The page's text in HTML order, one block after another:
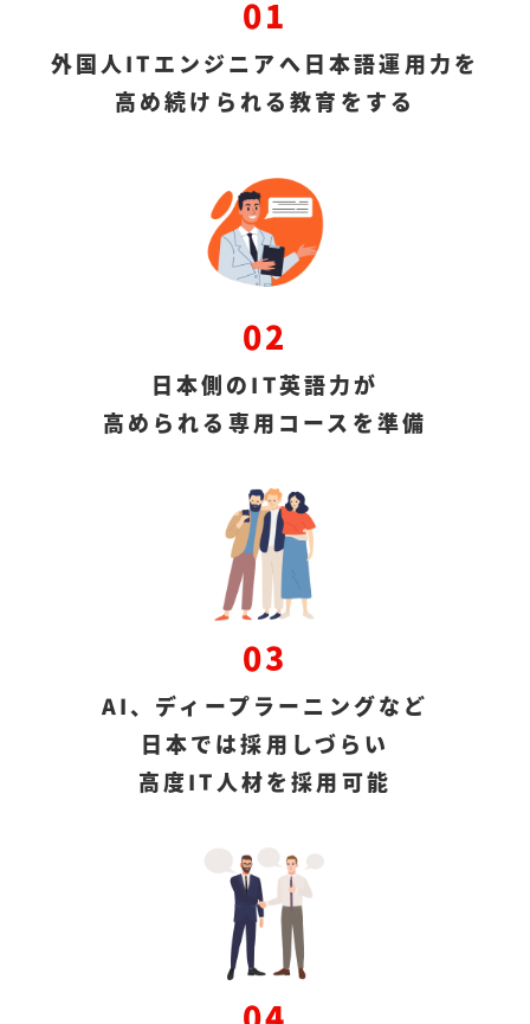
01
外国人ITエンジニアへ日本語運用力を
高め続けられる教育をする
02
日本側のIT英語力が
高められる専用コースを準備
03
AI、ディープラーニングなど
日本では採用しづらい
高度IT人材を採用可能